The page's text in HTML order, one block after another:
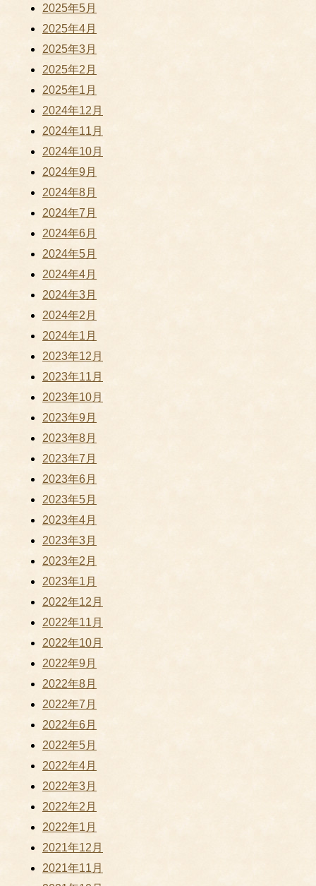
2025年5月
2025年4月
2025年3月
2025年2月
2025年1月
2024年12月
2024年11月
2024年10月
2024年9月
2024年8月
2024年7月
2024年6月
2024年5月
2024年4月
2024年3月
2024年2月
2024年1月
2023年12月
2023年11月
2023年10月
2023年9月
2023年8月
2023年7月
2023年6月
2023年5月
2023年4月
2023年3月
2023年2月
2023年1月
2022年12月
2022年11月
2022年10月
2022年9月
2022年8月
2022年7月
2022年6月
2022年5月
2022年4月
2022年3月
2022年2月
2022年1月
2021年12月
2021年11月